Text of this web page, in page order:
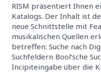
RISM präsentiert Ihnen
Katalogs. Der Inhalt ist
neue Schnittstelle mit
musikalischen Quellen
betreffen: Suche nach
Suchfeldern Bool’sche
Incipiteingabe über die